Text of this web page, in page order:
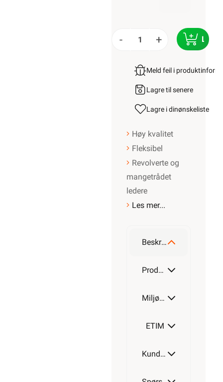
- +
Meld feil i
Lagre til senere
Lagre i dinønskeliste
Høy kvalitet
Fleksibel
Revolverte og
mangetrådet
ledere
Les mer...
Beskrivelse
Produktdetaljer
Miljøparametere
ETIM
Kundeomtale